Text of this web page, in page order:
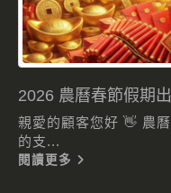
2026 農曆春節假期
親愛的顧客您好 👋 農
的支...
閱讀更多